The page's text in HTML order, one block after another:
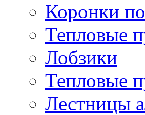
Коронки
Тепловые
Лобзики
Тепловые
Лестницы